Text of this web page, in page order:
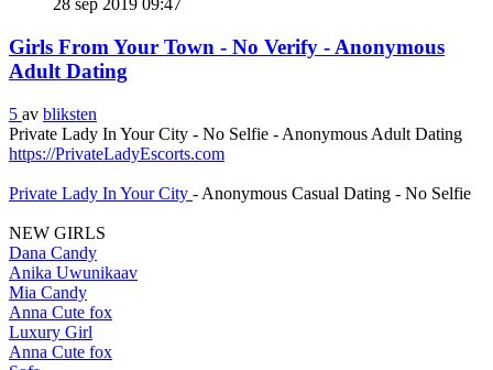
28 sep 2019 09:47
Girls From Your Town - No Verify - Anonymous
Adult Dating
5 av bliksten
Private Lady In Your City - No Selfie - Anonymous Adult Dating
https://PrivateLadyEscorts.com
Private Lady In Your City - Anonymous Casual Dating - No Selfie
NEW GIRLS
Dana Candy
Anika Uwunikaav
Mia Candy
Anna Cute fox
Luxury Girl
Anna Cute fox